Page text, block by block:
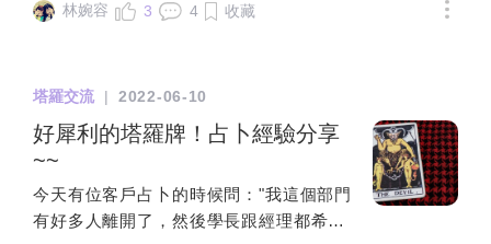
會說卡到陰，真的是覺得人比鬼還要可怕。奉勸各位朋
北，我知道錯了）。好的，廢話一堆後，正文開始。
——————角色介紹－J-本文男主S-我本人L-共同朋
友(苦主1號)C-被消失的女苦主和J的認識挺俗套的，是
共同朋友L介紹。J 曾在進口車商當過銷售業務，於此同
時認識L，兩人認識至今約略2年，據各自說法都是「和
對方關係不錯的朋友」，包含L開店時，J還去店裡幫忙
林婉容 3 4 收藏
塔羅交流 | 2022-06-10
好犀利的塔羅牌！占卜經驗分享
~~
今天有位客戶占卜的時候問："我這個部門
有好多人離開了，然後學長跟經理都希望